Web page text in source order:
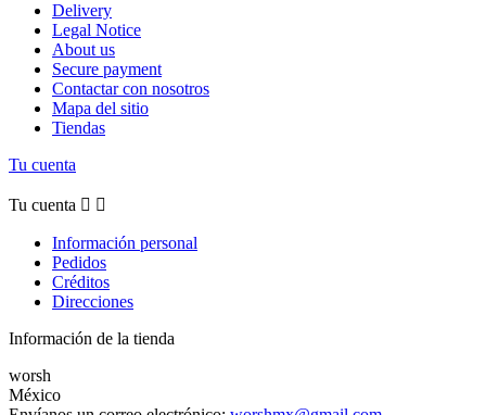
Delivery
Legal Notice
About us
Secure payment
Contactar con nosotros
Mapa del sitio
Tiendas
Tu cuenta
Tu cuenta  
Información personal
Pedidos
Créditos
Direcciones
Información de la tienda
worsh
México